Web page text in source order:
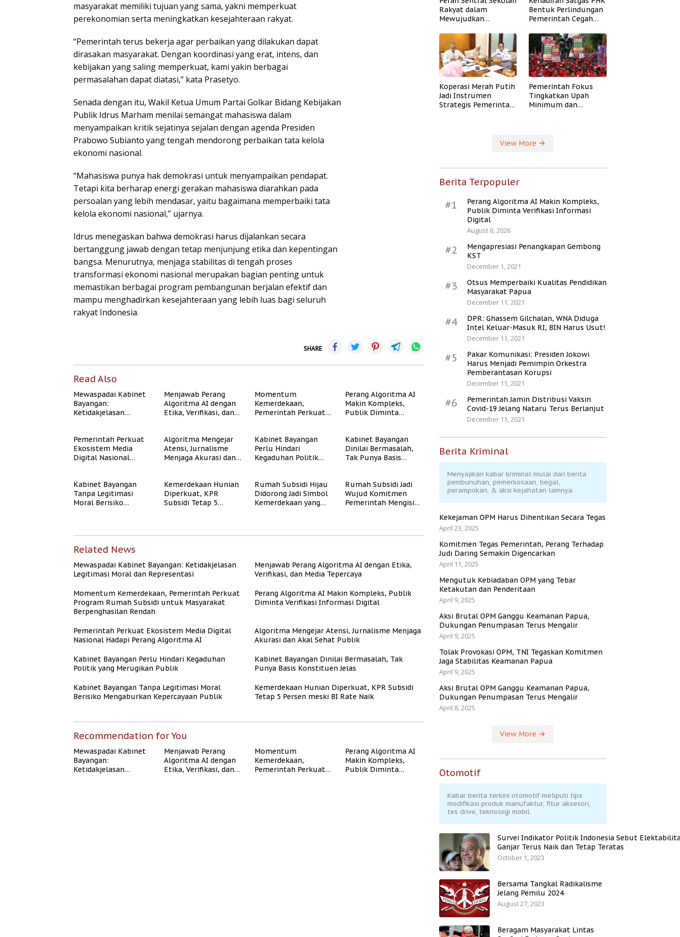
masyarakat memiliki tujuan yang sama, yakni memperkuat
perekonomian serta meningkatkan kesejahteraan rakyat.
“Pemerintah terus bekerja agar perbaikan yang dilakukan dapat
dirasakan masyarakat. Dengan koordinasi yang erat, intens, dan
kebijakan yang saling memperkuat, kami yakin berbagai
permasalahan dapat diatasi,” kata Prasetyo.
Senada dengan itu, Wakil Ketua Umum Partai Golkar Bidang Kebijakan
Publik Idrus Marham menilai semangat mahasiswa dalam
menyampaikan kritik sejatinya sejalan dengan agenda Presiden
Prabowo Subianto yang tengah mendorong perbaikan tata kelola
ekonomi nasional.
“Mahasiswa punya hak demokrasi untuk menyampaikan pendapat.
Tetapi kita berharap energi gerakan mahasiswa diarahkan pada
persoalan yang lebih mendasar, yaitu bagaimana memperbaiki tata
kelola ekonomi nasional,” ujarnya.
Idrus menegaskan bahwa demokrasi harus dijalankan secara
bertanggung jawab dengan tetap menjunjung etika dan kepentingan
bangsa. Menurutnya, menjaga stabilitas di tengah proses
transformasi ekonomi nasional merupakan bagian penting untuk
memastikan berbagai program pembangunan berjalan efektif dan
mampu menghadirkan kesejahteraan yang lebih luas bagi seluruh
rakyat Indonesia.
SHARE
Read Also
Mewaspadai Kabinet
Bayangan:
Ketidakjelasan
Menjawab Perang
Algoritma AI dengan
Etika, Verifikasi, dan
Momentum
Kemerdekaan,
Pemerintah Perkuat
Masyarakat
Berpenghasilan
Rendah
Perang Algoritma AI
Makin Kompleks,
Publik Diminta
Pemerintah Perkuat
Ekosistem Media
Digital Nasional
Algoritma Mengejar
Atensi, Jurnalisme
Menjaga Akurasi dan
Kabinet Bayangan
Perlu Hindari
Kegaduhan Politik
Kabinet Bayangan
Dinilai Bermasalah,
Tak Punya Basis
Kabinet Bayangan
Tanpa Legitimasi
Moral Berisiko
Kemerdekaan Hunian
Diperkuat, KPR
Subsidi Tetap 5
Rumah Subsidi Hijau
Didorong Jadi Simbol
Kemerdekaan yang
Rumah Subsidi Jadi
Wujud Komitmen
Pemerintah Mengisi
Related News
Mewaspadai Kabinet Bayangan: Ketidakjelasan
Legitimasi Moral dan Representasi
Menjawab Perang Algoritma AI dengan Etika,
Verifikasi, dan Media Tepercaya
Momentum Kemerdekaan, Pemerintah Perkuat
Program Rumah Subsidi untuk Masyarakat
Berpenghasilan Rendah
Perang Algoritma AI Makin Kompleks, Publik
Diminta Verifikasi Informasi Digital
Pemerintah Perkuat Ekosistem Media Digital
Nasional Hadapi Perang Algoritma AI
Algoritma Mengejar Atensi, Jurnalisme Menjaga
Akurasi dan Akal Sehat Publik
Kabinet Bayangan Perlu Hindari Kegaduhan
Politik yang Merugikan Publik
Kabinet Bayangan Dinilai Bermasalah, Tak
Punya Basis Konstituen Jelas
Kabinet Bayangan Tanpa Legitimasi Moral
Berisiko Mengaburkan Kepercayaan Publik
Kemerdekaan Hunian Diperkuat, KPR Subsidi
Tetap 5 Persen meski BI Rate Naik
Recommendation for You
Mewaspadai Kabinet
Bayangan:
Ketidakjelasan
Menjawab Perang
Algoritma AI dengan
Etika, Verifikasi, dan
Momentum
Kemerdekaan,
Pemerintah Perkuat
Perang Algoritma AI
Makin Kompleks,
Publik Diminta
Rakyat dalam
Mewujudkan
Bentuk Perlindungan
Pemerintah Cegah
Koperasi Merah Putih
Jadi Instrumen
Strategis Pemerintah
Pemerintah Fokus
Tingkatkan Upah
Minimum dan
View More
Berita Terpopuler
#1
Perang Algoritma AI Makin Kompleks,
Publik Diminta Verifikasi Informasi
Digital
August 6, 2026
#2
Mengapresiasi Penangkapan Gembong
KST
December 1, 2021
#3
Otsus Memperbaiki Kualitas Pendidikan
Masyarakat Papua
December 11, 2021
#4
DPR: Ghassem Gilchalan, WNA Diduga
Intel Keluar-Masuk RI, BIN Harus Usut!
December 11, 2021
#5
Pakar Komunikasi: Presiden Jokowi
Harus Menjadi Pemimpin Orkestra
Pemberantasan Korupsi
December 11, 2021
#6
Pemerintah Jamin Distribusi Vaksin
Covid-19 Jelang Nataru Terus Berlanjut
December 11, 2021
Berita Kriminal
Menyajikan kabar kriminal mulai dari berita
pembunuhan, pemerkosaan, begal,
perampokan, & aksi kejahatan lainnya.
Kekejaman OPM Harus Dihentikan Secara Tegas
April 23, 2025
Komitmen Tegas Pemerintah, Perang Terhadap
Judi Daring Semakin Digencarkan
April 11, 2025
Mengutuk Kebiadaban OPM yang Tebar
Ketakutan dan Penderitaan
April 9, 2025
Aksi Brutal OPM Ganggu Keamanan Papua,
Dukungan Penumpasan Terus Mengalir
April 9, 2025
Tolak Provokasi OPM, TNI Tegaskan Komitmen
Jaga Stabilitas Keamanan Papua
April 9, 2025
Aksi Brutal OPM Ganggu Keamanan Papua,
Dukungan Penumpasan Terus Mengalir
April 8, 2025
View More
Otomotif
Kabar berita terkini otomotif meliputi tips
modifikasi produk manufaktur, fitur aksesori,
tes drive, teknologi mobil.
Survei Indikator Politik Indonesia Sebut
Ganjar Terus Naik dan Tetap Teratas
October 1, 2023
Bersama Tangkal Radikalisme
Jelang Pemilu 2024
August 27, 2023
Beragam Masyarakat Lintas